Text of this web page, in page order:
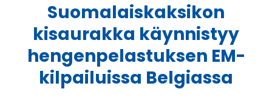
Suomalaiskaksikon
kisaurakka käynnistyy
hengenpelastuksen EM-
kilpailuissa Belgiassa